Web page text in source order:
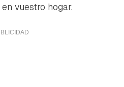
vuestro hogar.